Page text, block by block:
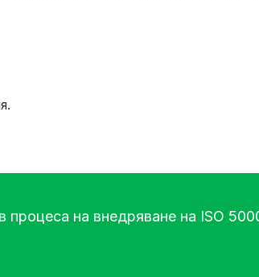
на внедряване на ISO